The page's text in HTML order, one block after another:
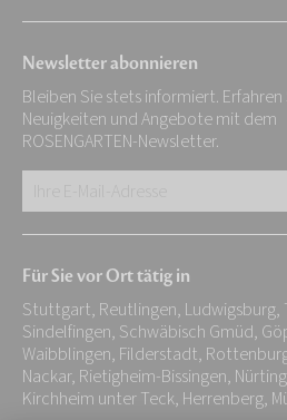
Newsletter abonnieren
Bleiben Sie stets informiert. Erfahren
Neuigkeiten und Angebote mit dem
ROSENGARTEN-Newsletter.
E-
Adresse:
*
Für Sie vor Ort tätig in
Stuttgart, Reutlingen, Ludwigsburg,
Sindelfingen, Schwäbisch Gmüd,
Waibblingen, Filderstadt,
Nackar, Rietigheim-Bissingen,
Kirchheim unter Teck, Herrenberg,